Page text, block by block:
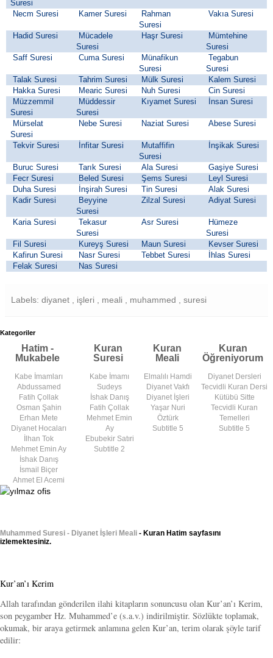
Suresi
Necm Suresi Kamer Suresi
Rahman
Suresi
Vakıa Suresi
Hadid Suresi
Mücadele
Suresi
Haşr Suresi
Mümtehine
Suresi
Saff Suresi
Cuma Suresi
Münafikun
Suresi
Tegabun
Suresi
Talak Suresi
Tahrim Suresi Mülk Suresi
Kalem Suresi
Hakka Suresi
Mearic Suresi Nuh Suresi
Cin Suresi
Müzzemmil
Suresi
Müddessir
Suresi
Kıyamet Suresi İnsan Suresi
Mürselat
Suresi
Nebe Suresi Naziat Suresi Abese Suresi
Tekvir Suresi İnfitar Suresi
Mutaffifin
Suresi
İnşikak Suresi
Buruc Suresi Tarık Suresi Ala Suresi
Gaşiye Suresi
Fecr Suresi
Beled Suresi Şems Suresi
Leyl Suresi
Duha Suresi
İnşirah Suresi Tin Suresi
Alak Suresi
Kadir Suresi
Beyyine
Suresi
Zilzal Suresi Adiyat Suresi
Karia Suresi
Tekasur
Suresi
Asr Suresi
Hümeze
Suresi
Fil Suresi
Kureyş Suresi Maun Suresi
Kevser Suresi
Kafirun Suresi
Nasr Suresi Tebbet Suresi
İhlas Suresi
Felak Suresi
Nas Suresi
Labels: diyanet , işleri , meali , muhammed , suresi
Kategoriler
Hatim -
Mukabele
Kuran
Suresi
Kuran
Meali
Kuran
Öğreniyorum
Kabe İmamları
Abdussamed
Fatih Çollak
Osman Şahin
Erhan Mete
Diyanet Hocaları
İlhan Tok
Mehmet Emin Ay
İshak Danış
İsmail Biçer
Ahmet El Acemi
Kabe İmamı
Sudeys
İshak Danış
Fatih Çollak
Mehmet Emin
Ay
Ebubekir Satıri
Subtitle 2
Elmalılı Hamdi
Diyanet Vakfı
Diyanet İşleri
Yaşar Nuri
Öztürk
Subtitle 5
Diyanet Dersleri
Tecvidli Kuran Dersi
Kütübü Sitte
Tecvidli Kuran
Temelleri
Subtitle 5
Muhammed Suresi - Diyanet İşleri Meali - Kuran Hatim sayfasını
izlemektesiniz.
Kur’an’ı Kerim
Allah tarafından gönderilen ilahi kitapların sonuncusu olan Kur’an’ı Kerim,
son peygamber Hz. Muhammed’e (s.a.v.) indirilmiştir. Sözlükte toplamak,
okumak, bir araya getirmek anlamına gelen Kur’an, terim olarak şöyle tarif
edilir: